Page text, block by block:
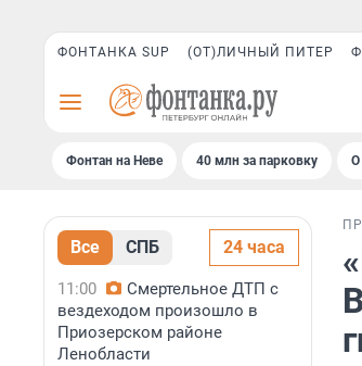
ФОНТАНКА SUP (ОТ)ЛИЧНЫЙ ПИТЕР
Фонтан на Неве 40 млн за парковку О
Все СПБ 24 часа
11:00
Смертельное ДТП с
вездеходом произошло в
Приозерском районе
Ленобласти